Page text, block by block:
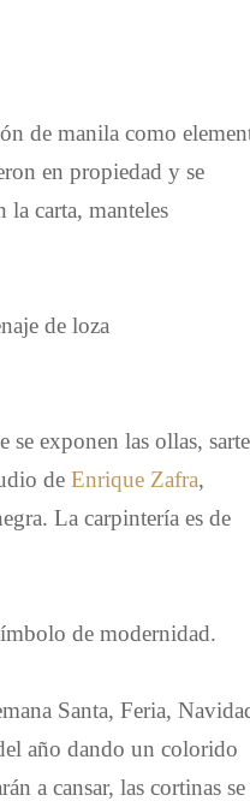
de manila como
en propiedad y se
la carta, manteles
de loza
exponen las ollas,
deEnrique Zafra,
La carpintería es de
de modernidad.
Santa, Feria,
año dando un colorido
a cansar, las cortinas se